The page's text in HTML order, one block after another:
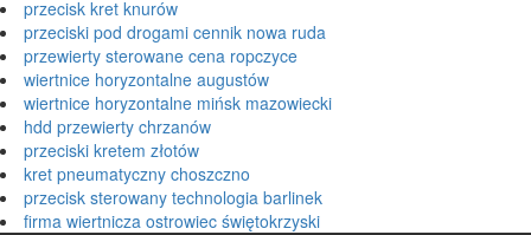
przecisk kret knurów
przeciski pod drogami cennik nowa ruda
przewierty sterowane cena ropczyce
wiertnice horyzontalne augustów
wiertnice horyzontalne mińsk mazowiecki
hdd przewierty chrzanów
przeciski kretem złotów
kret pneumatyczny choszczno
przecisk sterowany technologia barlinek
firma wiertnicza ostrowiec świętokrzyski